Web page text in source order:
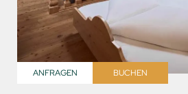
BUCHEN
ANFRAGEN